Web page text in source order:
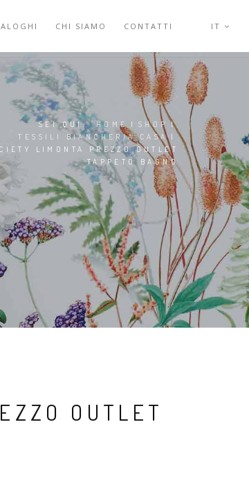
IT
CHI SIAMO CONTATTI
SEI QUI:HOME | SHOP
|
TESSILI BIANCHERIA CASA |
LIMONTA PREZZO OUTLET
TAPPETO BAGNO
OUTLET